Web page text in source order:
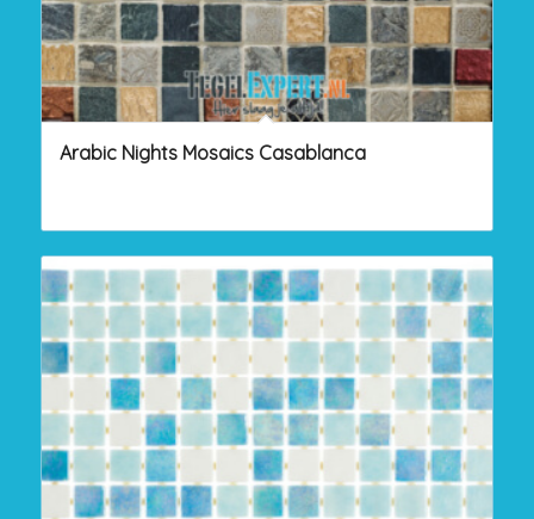
Arabic Nights Mosaics Casablanca